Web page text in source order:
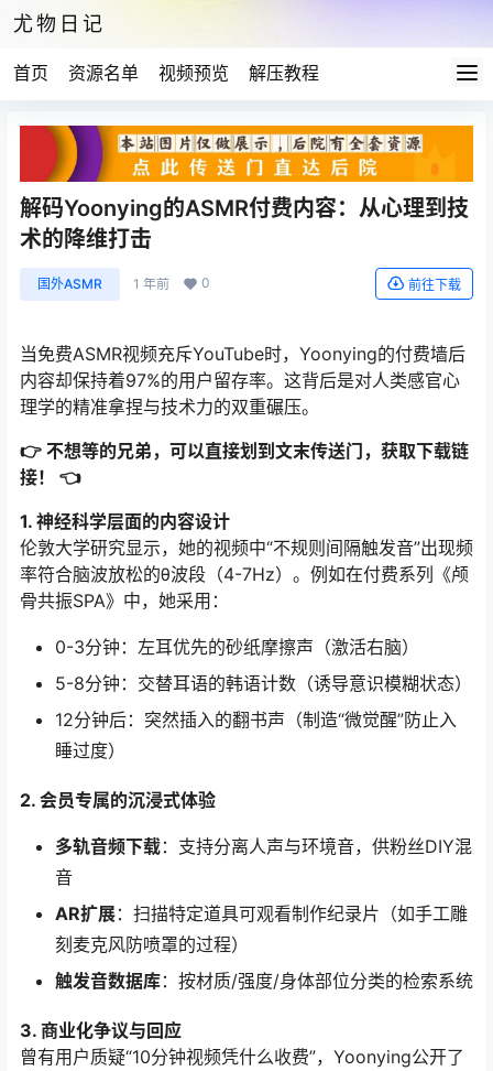
尤物日记
首页 资源名单 视频预览 解压教程
解码Yoonying的ASMR付费内容：从心理到技
术的降维打击
国外ASMR 1 年前 0 前往下载
当免费ASMR视频充斥YouTube时，Yoonying的付费墙后
内容却保持着97%的用户留存率。这背后是对人类感官心
理学的精准拿捏与技术力的双重碾压。
👉 不想等的兄弟，可以直接划到文末传送门，获取下载链
接！ 👈
1. 神经科学层面的内容设计
伦敦大学研究显示，她的视频中“不规则间隔触发音”出现频
率符合脑波放松的θ波段（4-7Hz）。例如在付费系列《颅
骨共振SPA》中，她采用：
0-3分钟：左耳优先的砂纸摩擦声（激活右脑）
5-8分钟：交替耳语的韩语计数（诱导意识模糊状态）
12分钟后：突然插入的翻书声（制造“微觉醒”防止入
睡过度）
2. 会员专属的沉浸式体验
多轨音频下载：支持分离人声与环境音，供粉丝DIY混
音
AR扩展：扫描特定道具可观看制作纪录片（如手工雕
刻麦克风防喷罩的过程）
触发音数据库：按材质/强度/身体部位分类的检索系统
3. 商业化争议与回应
曾有用户质疑“10分钟视频凭什么收费”，Yoonying公开了